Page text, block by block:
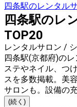
四条駅のレンタル
四条駅のレ
TOP20
レンタルサロン /
四条駅(京都府)の
ステやネイル、つ
スを多数掲載。美
サロンも。設備の
(続く)